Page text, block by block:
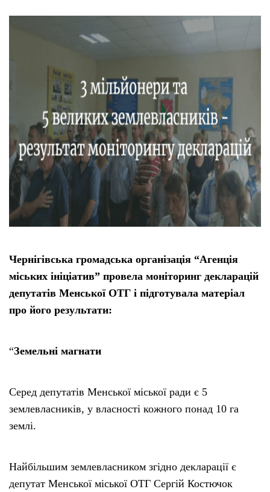
Чернігівська громадська організація “Агенція
міських ініціатив” провела моніторинг декларацій
депутатів Менської ОТГ і підготувала матеріал
про його результати:
“Земельні магнати
Серед депутатів Менської міської ради є 5
землевласників, у власності кожного понад 10 га
землі.
Найбільшим землевласником згідно декларації є
депутат Менської міської ОТГ Сергій Костючок